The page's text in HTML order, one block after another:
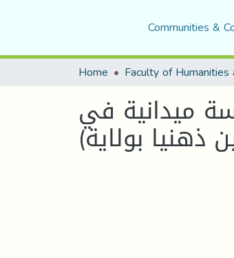
Communities &
Home
ميدانية في
ذهنيا بولاية)